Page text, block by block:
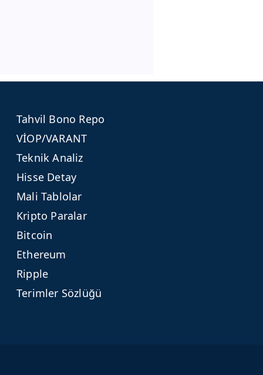
Tahvil Bono Repo
VİOP/VARANT
Teknik Analiz
Hisse Detay
Mali Tablolar
Kripto Paralar
Bitcoin
Ethereum
Ripple
Terimler Sözlüğü